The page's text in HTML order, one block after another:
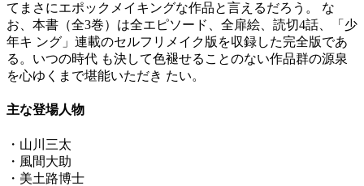
てまさにエポックメイキングな作品と言えるだろう。 な
お、本書（全3巻）は全エピソード、全扉絵、読切4話、「少
年キ ング」連載のセルフリメイク版を収録した完全版であ
る。いつの時代 も決して色褪せることのない作品群の源泉
を心ゆくまで堪能いただき たい。
主な登場人物
・山川三太
・風間大助
・美土路博士